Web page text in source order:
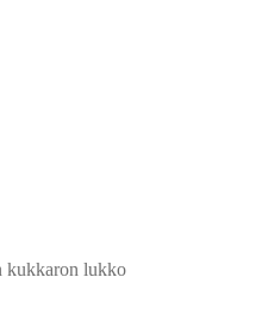
kukkaron lukko